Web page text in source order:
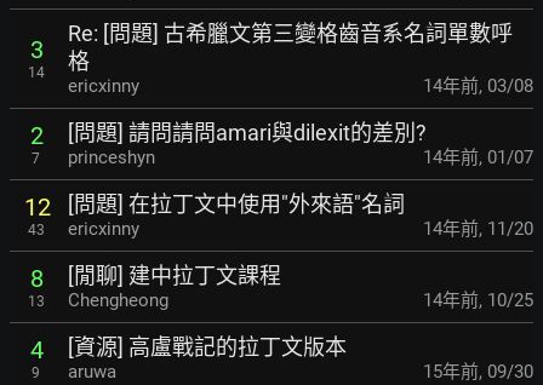
3
14
Re: [問題] 古希臘文第三變格齒音系名詞單數呼
格
ericxinny 14年前, 03/08
2
7
[問題] 請問請問amari與dilexit的差別?
princeshyn 14年前, 01/07
12
43
[問題] 在拉丁文中使用"外來語"名詞
ericxinny 14年前, 11/20
8
13
[閒聊] 建中拉丁文課程
Chengheong 14年前, 10/25
4
9
[資源] 高盧戰記的拉丁文版本
aruwa 15年前, 09/30